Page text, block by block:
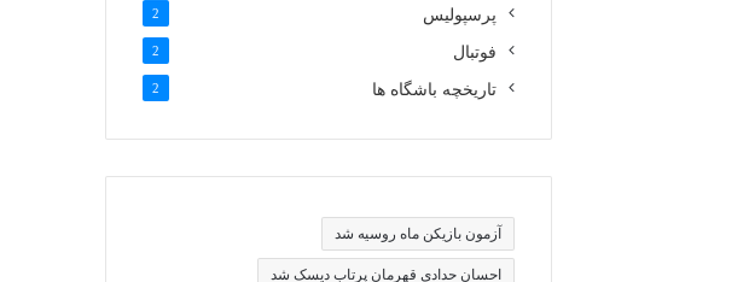
پرسپولیس 2
فوتبال 2
تاریخچه باشگاه ها 2
آزمون بازیکن ماه روسیه شد
احسان حدادی قهرمان پرتاب دیسک شد